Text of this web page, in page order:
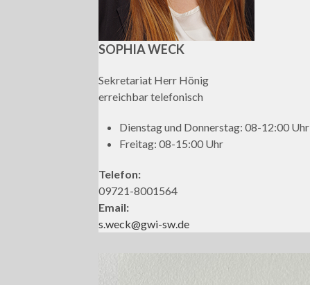
SOPHIA WECK
Sekretariat Herr Hönig
erreichbar telefonisch
Dienstag und Donnerstag: 08-12:00 Uhr
Freitag: 08-15:00 Uhr
Telefon:
09721-8001564
Email:
s.weck@gwi-sw.de